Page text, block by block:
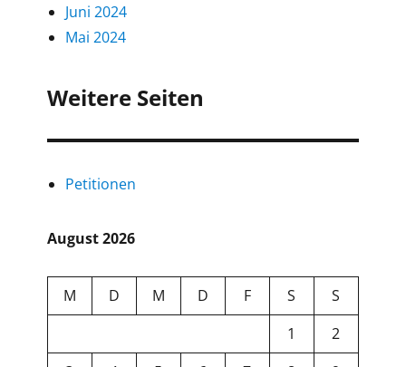
Juni 2024
Mai 2024
Weitere Seiten
Petitionen
August 2026
M D M D F S
S
1
2